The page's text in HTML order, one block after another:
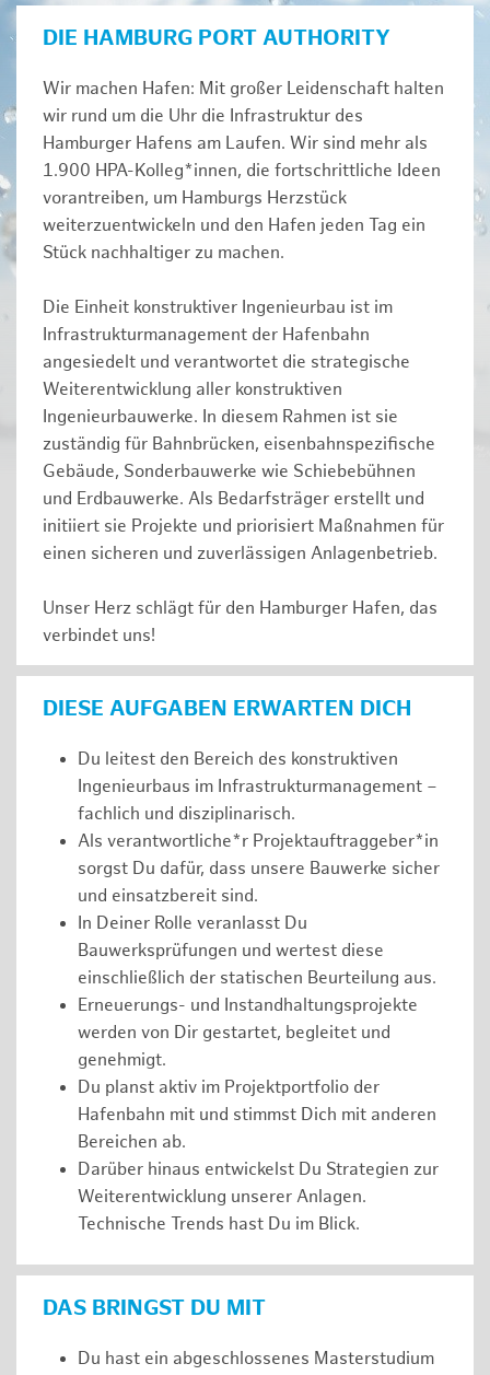
DIE HAMBURG PORT AUTHORITY
Wir machen Hafen: Mit großer Leidenschaft halten
wir rund um die Uhr die Infrastruktur des
Hamburger Hafens am Laufen. Wir sind mehr als
1.900 HPA-Kolleg*innen, die fortschrittliche Ideen
vorantreiben, um Hamburgs Herzstück
weiterzuentwickeln und den Hafen jeden Tag ein
Stück nachhaltiger zu machen.
Die Einheit konstruktiver Ingenieurbau ist im
Infrastrukturmanagement der Hafenbahn
angesiedelt und verantwortet die strategische
Weiterentwicklung aller konstruktiven
Ingenieurbauwerke. In diesem Rahmen ist sie
zuständig für Bahnbrücken, eisenbahnspezifische
Gebäude, Sonderbauwerke wie Schiebebühnen
und Erdbauwerke. Als Bedarfsträger erstellt und
initiiert sie Projekte und priorisiert Maßnahmen für
einen sicheren und zuverlässigen Anlagenbetrieb.
Unser Herz schlägt für den Hamburger Hafen, das
verbindet uns!
DIESE AUFGABEN ERWARTEN DICH
Du leitest den Bereich des konstruktiven
Ingenieurbaus im Infrastrukturmanagement –
fachlich und disziplinarisch.
Als verantwortliche*r Projektauftraggeber*in
sorgst Du dafür, dass unsere Bauwerke sicher
und einsatzbereit sind.
In Deiner Rolle veranlasst Du
Bauwerksprüfungen und wertest diese
einschließlich der statischen Beurteilung aus.
Erneuerungs- und Instandhaltungsprojekte
werden von Dir gestartet, begleitet und
genehmigt.
Du planst aktiv im Projektportfolio der
Hafenbahn mit und stimmst Dich mit anderen
Bereichen ab.
Darüber hinaus entwickelst Du Strategien zur
Weiterentwicklung unserer Anlagen.
Technische Trends hast Du im Blick.
DAS BRINGST DU MIT
Du hast ein abgeschlossenes Masterstudium